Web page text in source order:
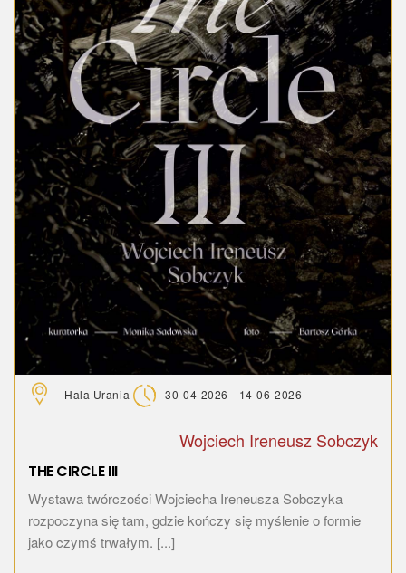
Hala Urania 30-04-2026 - 14-06-2026
Wojciech Ireneusz Sobczyk
THE CIRCLE III
Wystawa twórczości Wojciecha Ireneusza Sobczyka
rozpoczyna się tam, gdzie kończy się myślenie o formie
jako czymś trwałym. [...]